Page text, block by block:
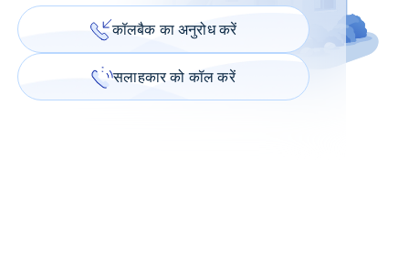
कॉलबैक का अनुरोध करें
सलाहकार को कॉल करें